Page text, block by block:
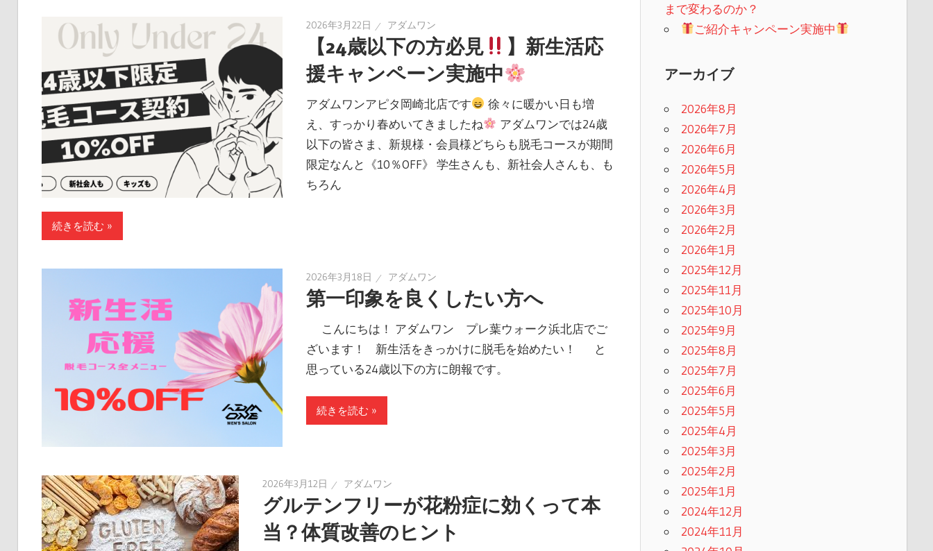
2026年3月22日 アダムワン
【24歳以下の方必見
】新生活応
援キャンペーン実施中
アダムワンアピタ岡崎北店です
徐々に暖かい日も増
え、すっかり春めいてきましたね
アダムワンでは24歳
以下の皆さま、新規様・会員様どちらも脱毛コースが期間
限定なんと《10％OFF》 学生さんも、新社会人さんも、も
ちろん
続きを読む »
2026年3月18日 アダムワン
第一印象を良くしたい方へ
こんにちは！ アダムワン プレ葉ウォーク浜北店でご
ざいます！ 新生活をきっかけに脱毛を始めたい！ と
思っている24歳以下の方に朗報です。
続きを読む »
2026年3月12日 アダムワン
グルテンフリーが花粉症に効くって本
当？体質改善のヒント
まで変わるのか？
ご紹介キャンペーン実施中
アーカイブ
2026年8月
2026年7月
2026年6月
2026年5月
2026年4月
2026年3月
2026年2月
2026年1月
2025年12月
2025年11月
2025年10月
2025年9月
2025年8月
2025年7月
2025年6月
2025年5月
2025年4月
2025年3月
2025年2月
2025年1月
2024年12月
2024年11月